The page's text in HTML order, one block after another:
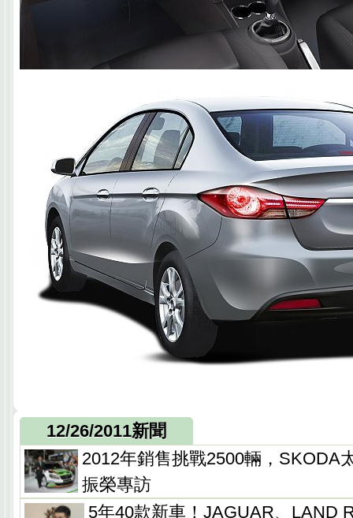
12/26/2011新聞
2012年銷售挑戰2500輛，SKODA
振榮專訪
5年40款新車！JAGUAR、LAND